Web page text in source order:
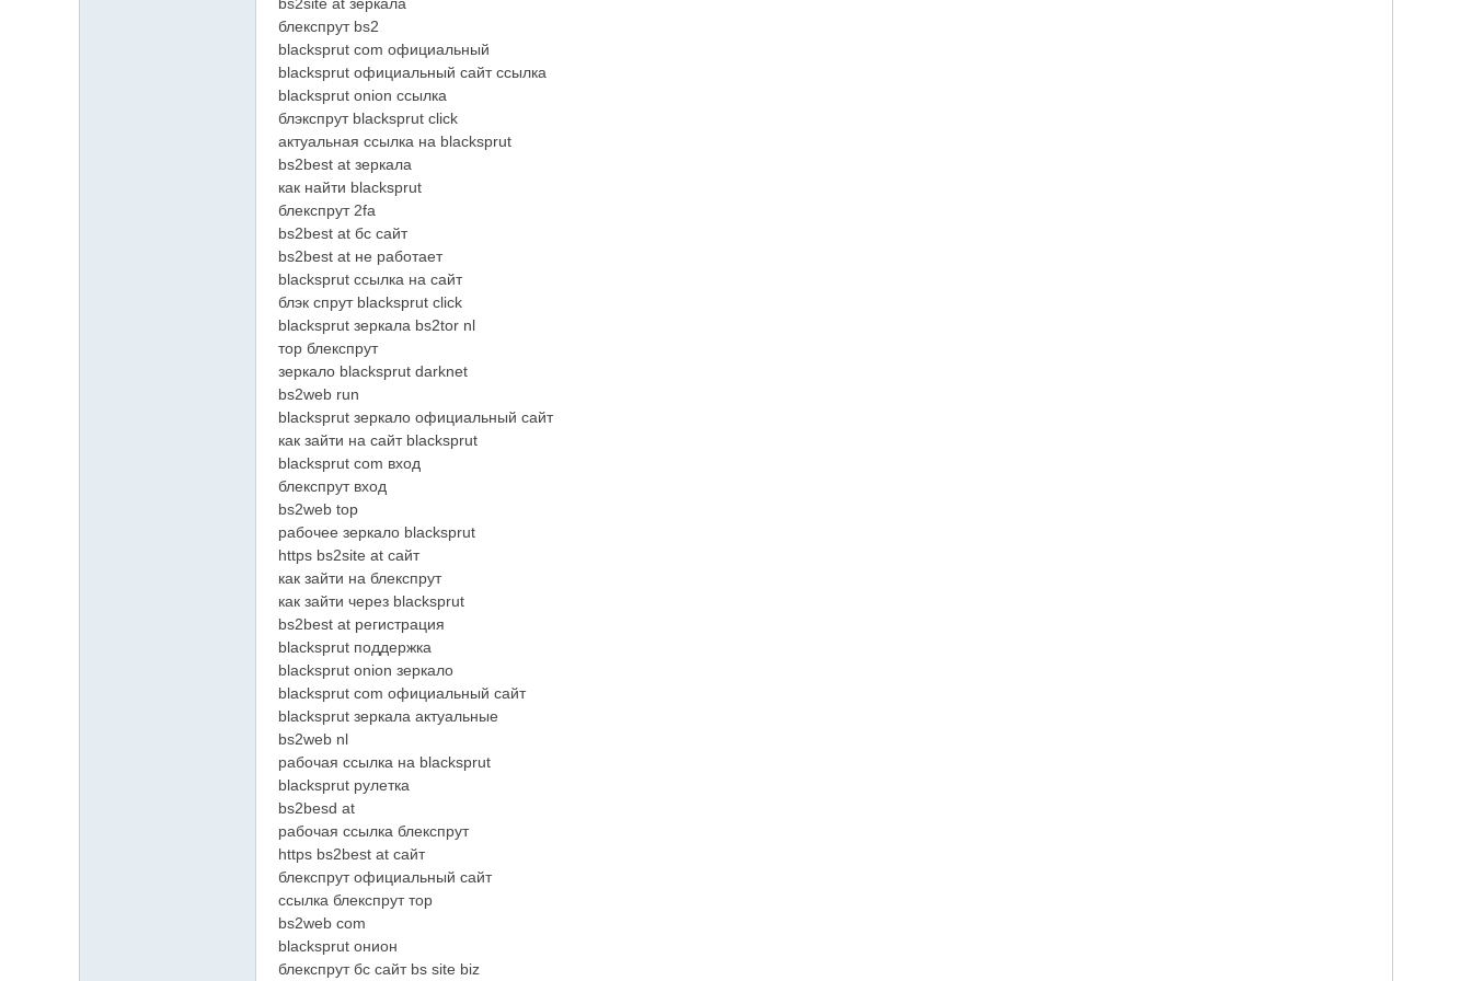
блекспрут bs2
blacksprut com официальный
blacksprut официальный сайт ссылка
blacksprut onion ссылка
блэкспрут blacksprut click
актуальная ссылка на blacksprut
bs2best at зеркала
как найти blacksprut
блекспрут 2fa
bs2best at бс сайт
bs2best at не работает
blacksprut ссылка на сайт
блэк спрут blacksprut click
blacksprut зеркала bs2tor nl
тор блекспрут
зеркало blacksprut darknet
bs2web run
blacksprut зеркало официальный сайт
как зайти на сайт blacksprut
blacksprut com вход
блекспрут вход
bs2web top
рабочее зеркало blacksprut
https bs2site at сайт
как зайти на блекспрут
как зайти через blacksprut
bs2best at регистрация
blacksprut поддержка
blacksprut onion зеркало
blacksprut com официальный сайт
blacksprut зеркала актуальные
bs2web nl
рабочая ссылка на blacksprut
blacksprut рулетка
bs2besd at
рабочая ссылка блекспрут
https bs2best at сайт
блекспрут официальный сайт
ссылка блекспрут тор
bs2web com
blacksprut онион
блекспрут бс сайт bs site biz